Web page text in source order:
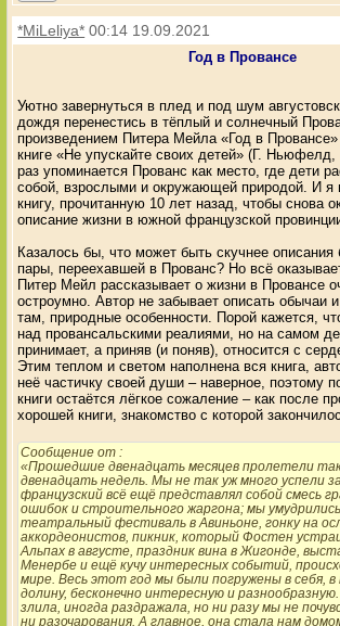
*MiLeliya* 00:14 19.09.2021
Год в Провансе
Уютно завернуться в плед и под шум
дождя перенестись в тёплый и солнечный
произведением Питера Мейла «Год в
книге «Не упускайте своих детей» (Г. Ньюфелд,
раз упоминается Прованс как место, где дети
собой, взрослыми и окружающей природой. И я
книгу, прочитанную 10 лет назад, чтобы снова
описание жизни в южной французской
Казалось бы, что может быть скучнее описания
пары, переехавшей в Прованс? Но всё
Питер Мейл рассказывает о жизни в Провансе
остроумно. Автор не забывает описать обычаи
там, природные особенности. Порой кажется,
над провансальскими реалиями, но на самом
принимает, а приняв (и поняв), относится с
Этим теплом и светом наполнена вся книга,
неё частичку своей души – наверное, поэтому
книги остаётся лёгкое сожаление – как после
хорошей книги, знакомство с которой
Сообщение от :
«Прошедшие двенадцать месяцев пролетели
двенадцать недель. Мы не так уж много успели
французский всё ещё представлял собой смесь
ошибок и строительного жаргона; мы
театральный фестиваль в Авиньоне, гонку на
аккордеонистов, пикник, который Фостен
Альпах в августе, праздник вина в Жигонде,
Менербе и ещё кучу интересных событий,
мире. Весь этот год мы были погружены в себя,
долину, бесконечно интересную и
злила, иногда раздражала, но ни разу мы не
ни разочарования. А главное, она стала нам